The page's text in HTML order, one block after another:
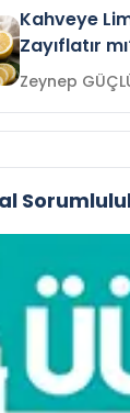
Kahveye
Zayıflatır
Zeynep